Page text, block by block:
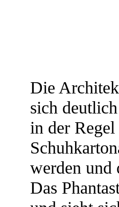
Die
sich
in der
werden und
Das